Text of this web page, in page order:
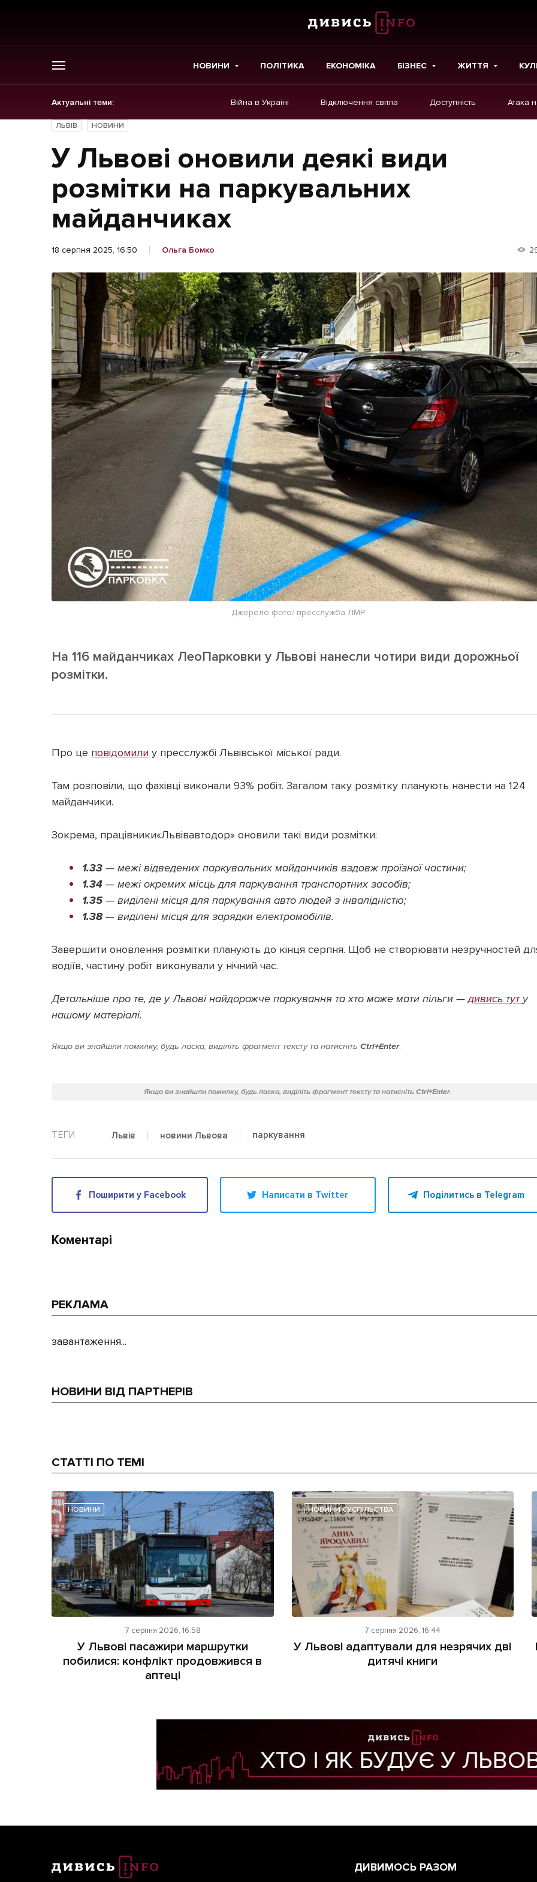
НОВИНИ ПОЛІТИКА ЕКОНОМІКА БІЗНЕС ЖИТТЯ
Актуальні теми: Війна в Україні Відключення світла Доступність Атака
ГОЛОВНЕ
Новини
Політика
Економіка
Бізнес
Життя
Культура
Афіша
Картки
Репортаж
Лонгріди
[email protected]
Політика
ЛЬВІВ НОВИНИ
У Львові оновили деякі види
розмітки на паркувальних
майданчиках
18 серпня 2025, 16:50 Ольга Бомко
Джерело фото/ пресслужба ЛМР
На 116 майданчиках ЛеоПарковки у Львові нанесли чотири види дорожньої
розмітки.
Про це повідомили у пресслужбі Львівської міської ради.
Там розповіли, що фахівці виконали 93% робіт. Загалом таку розмітку планують нанести на 124
майданчики.
Зокрема, працівники«Львівавтодор» оновили такі види розмітки:
1.33 — межі відведених паркувальних майданчиків вздовж проїзної частини;
1.34 — межі окремих місць для паркування транспортних засобів;
1.35 — виділені місця для паркування авто людей з інвалідністю;
1.38 — виділені місця для зарядки електромобілів.
Завершити оновлення розмітки планують до кінця серпня. Щоб не створювати незручностей
водіїв, частину робіт виконували у нічний час.
Детальніше про те, де у Львові найдорожче паркування та хто може мати пільги —дивись тут у
нашому матеріалі.
Якщо ви знайшли помилку, будь ласка, виділіть фрагмент тексту та натисніть Ctrl+Enter.
Якщо ви знайшли помилку, будь ласка, виділіть фрагмент тексту та натисніть Ctrl+Enter.
Львів новини Львова паркування
Поширити у Facebook Написати в Twitter Поділитись в Telegram
Коментарі
РЕКЛАМА
завантаження...
НОВИНИ ВІД ПАРТНЕРІВ
СТАТТІ ПО ТЕМІ
НОВИНИ
7 серпня 2026, 16:58
У Львові пасажири маршрутки
побилися: конфлікт продовжився в
аптеці
НОВИНИ СУСПІЛЬСТВА
7 серпня 2026, 16:44
У Львові адаптували для незрячих дві
дитячі книги
ДИВИМОСЬ РАЗОМ